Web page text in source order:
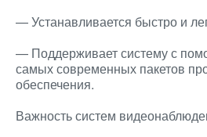
— Устанавливается быстро и
— Поддерживает систему с
самых современных пакетов
обеспечения.
Важность систем